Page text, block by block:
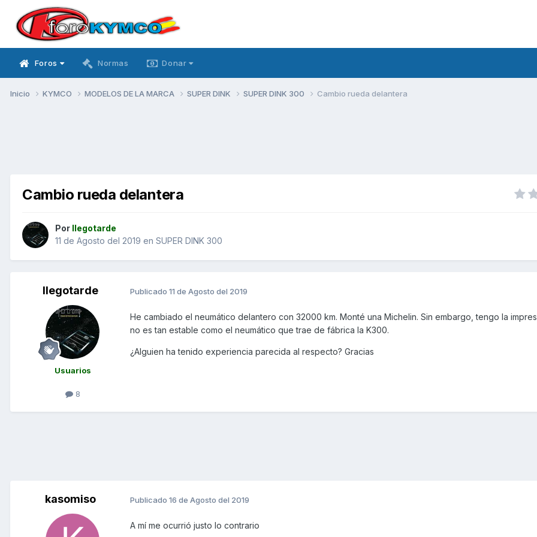
Foros Normas Donar
Inicio KYMCO MODELOS DE LA MARCA SUPER DINK SUPER DINK 300 Cambio rueda delantera
Cambio rueda delantera
Por llegotarde
11 de Agosto del 2019 en SUPER DINK 300
llegotarde
Usuarios
8
Publicado 11 de Agosto del 2019
He cambiado el neumático delantero con 32000 km. Monté una Michelin. Sin embargo, tengo la
no es tan estable como el neumático que trae de fábrica la K300.
¿Alguien ha tenido experiencia parecida al respecto? Gracias
kasomiso Publicado 16 de Agosto del 2019
A mí me ocurrió justo lo contrario